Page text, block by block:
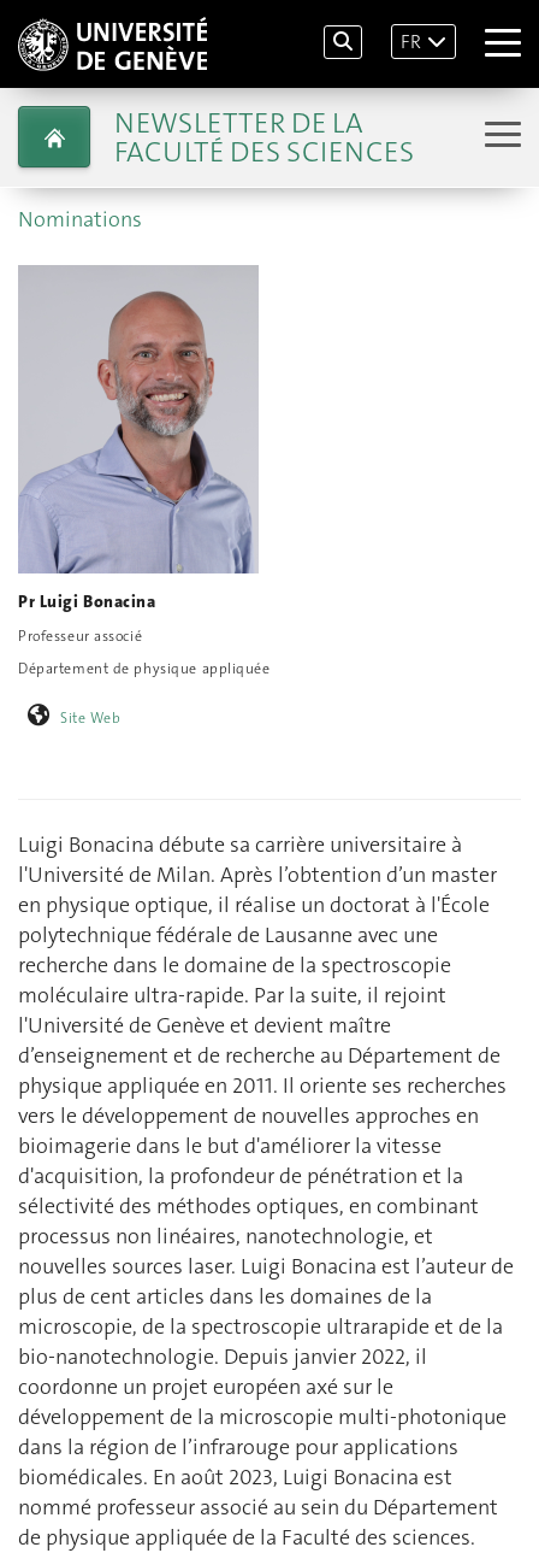
FR
NEWSLETTER DE LA
FACULTÉ DES SCIENCES
Nominations
Pr Luigi Bonacina
Professeur associé
Département de physique appliquée
Site Web
Luigi Bonacina débute sa carrière universitaire à
l'Université de Milan. Après l’obtention d’un master
en physique optique, il réalise un doctorat à l'École
polytechnique fédérale de Lausanne avec une
recherche dans le domaine de la spectroscopie
moléculaire ultra-rapide. Par la suite, il rejoint
l'Université de Genève et devient maître
d’enseignement et de recherche au Département de
physique appliquée en 2011. Il oriente ses recherches
vers le développement de nouvelles approches en
bioimagerie dans le but d'améliorer la vitesse
d'acquisition, la profondeur de pénétration et la
sélectivité des méthodes optiques, en combinant
processus non linéaires, nanotechnologie, et
nouvelles sources laser. Luigi Bonacina est l’auteur de
plus de cent articles dans les domaines de la
microscopie, de la spectroscopie ultrarapide et de la
bio-nanotechnologie. Depuis janvier 2022, il
coordonne un projet européen axé sur le
développement de la microscopie multi-photonique
dans la région de l’infrarouge pour applications
biomédicales. En août 2023, Luigi Bonacina est
nommé professeur associé au sein du Département
de physique appliquée de la Faculté des sciences.